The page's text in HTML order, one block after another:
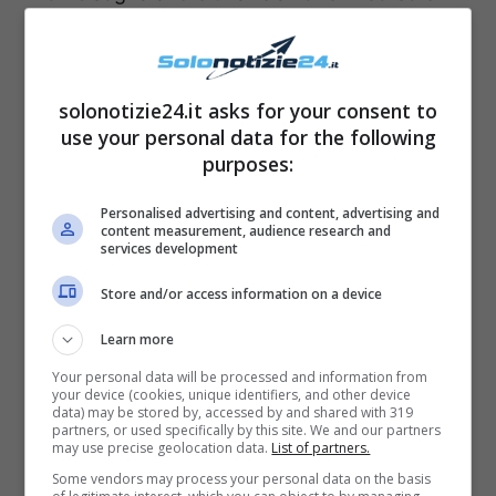
devono farlo secondo i dettami dati dalla
trasmissione. Queste sono sempre due regole
ferree che nessuno ha mai potuto
trasgredire. Il bel giovane, invece, pare abbia
commesso l’errore di proporre durante un
ballo alla corteggiatrice Ilaria un escamotage
per potersi sentire senza telecamere e
lontano dalla trasmissione. La redazione
avrebbe sentito questa conversazione e la
conduttrice Maria De Filippi ha reso pubblico
l’accaduto invitando il suddetto tronista e la
corteggiatrice Ilaria a lasciare il programma.
Domani alle 14:45 su Canale 5 il trono
solonotizie24.it asks for your consent to
use your personal data for the following
purposes:
Personalised advertising and content, advertising and
content measurement, audience research and
services development
Store and/or access information on a device
Learn more
Your personal data will be processed and information from
your device (cookies, unique identifiers, and other device
data) may be stored by, accessed by and shared with 319
partners, or used specifically by this site. We and our partners
may use precise geolocation data. List of partners.
Some vendors may process your personal data on the basis